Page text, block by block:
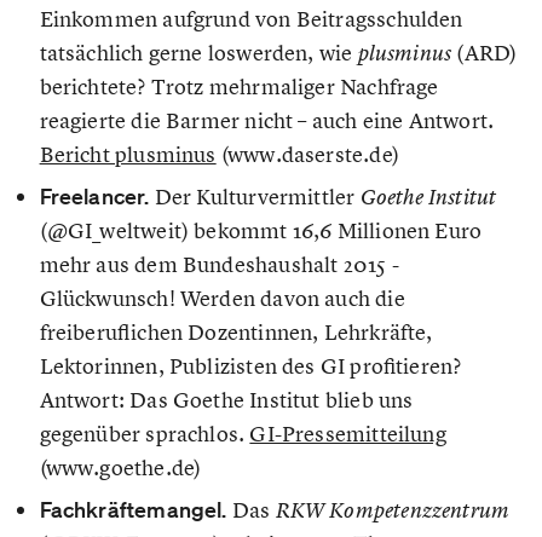
Einkommen aufgrund von Beitragsschulden
tatsächlich gerne loswerden, wie plusminus (ARD)
berichtete? Trotz mehrmaliger Nachfrage
reagierte die Barmer nicht – auch eine Antwort.
Bericht plusminus (www.daserste.de)
Freelancer. Der Kulturvermittler Goethe Institut
(@GI_weltweit) bekommt 16,6 Millionen Euro
mehr aus dem Bundeshaushalt 2015 -
Glückwunsch! Werden davon auch die
freiberuflichen Dozentinnen, Lehrkräfte,
Lektorinnen, Publizisten des GI profitieren?
Antwort: Das Goethe Institut blieb uns
gegenüber sprachlos. GI-Pressemitteilung
(www.goethe.de)
Fachkräftemangel. Das RKW Kompetenzzentrum